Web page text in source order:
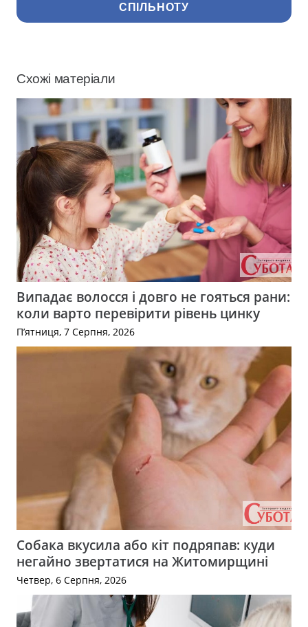
СПІЛЬНОТУ
Схожі матеріали
Випадає волосся і довго не гояться рани:
коли варто перевірити рівень цинку
П’ятниця, 7 Серпня, 2026
Собака вкусила або кіт подряпав: куди
негайно звертатися на Житомирщині
Четвер, 6 Серпня, 2026